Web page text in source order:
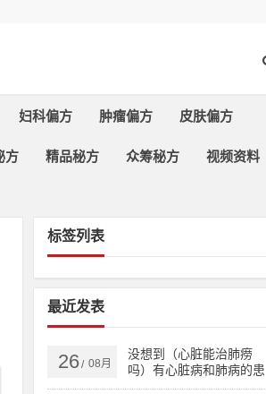
妇科偏方 肿瘤偏方 皮肤偏方
方 精品秘方 众筹秘方 视频资料
标签列表
最近发表
26/ 08月
没想到（心脏能治肺痨
吗）有心脏病和肺病的患
者，治多种心脏病、肺结